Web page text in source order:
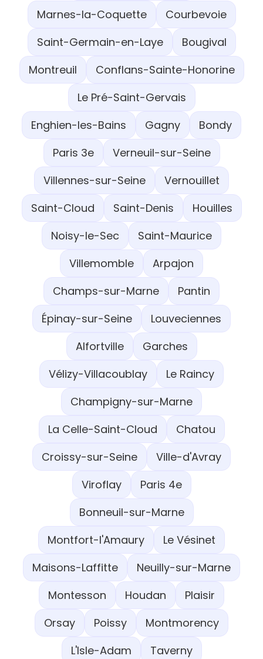
Marnes-la-Coquette
Courbevoie
Saint-Germain-en-Laye
Bougival
Montreuil
Conflans-Sainte-Honorine
Le Pré-Saint-Gervais
Enghien-les-Bains
Gagny
Bondy
Paris 3e
Verneuil-sur-Seine
Villennes-sur-Seine
Vernouillet
Saint-Cloud
Saint-Denis
Houilles
Noisy-le-Sec
Saint-Maurice
Villemomble
Arpajon
Champs-sur-Marne
Pantin
Épinay-sur-Seine
Louveciennes
Alfortville
Garches
Vélizy-Villacoublay
Le Raincy
Champigny-sur-Marne
La Celle-Saint-Cloud
Chatou
Croissy-sur-Seine
Ville-d'Avray
Viroflay
Paris 4e
Bonneuil-sur-Marne
Montfort-l'Amaury
Le Vésinet
Maisons-Laffitte
Neuilly-sur-Marne
Montesson
Houdan
Plaisir
Orsay
Poissy
Montmorency
L'Isle-Adam
Taverny